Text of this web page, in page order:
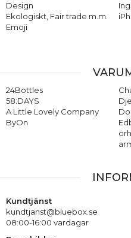
Design
Ekologiskt, Fair trade m.m.
Emoji
24Bottles
58:DAYS
A Little Lovely Company
ByOn
Kundtjänst
kundtjanst@bluebox.se
08:00-16:00 vardagar